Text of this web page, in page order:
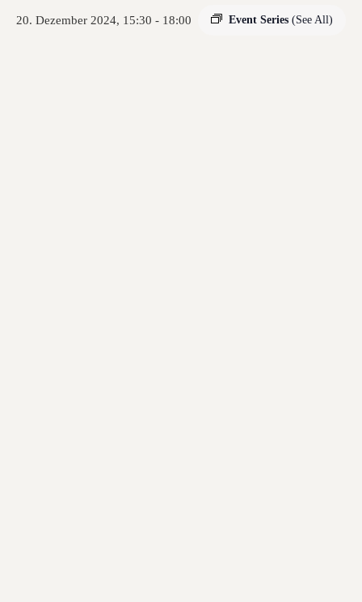
20. Dezember 2024, 15:30 - 18:00 Event Series (See All)